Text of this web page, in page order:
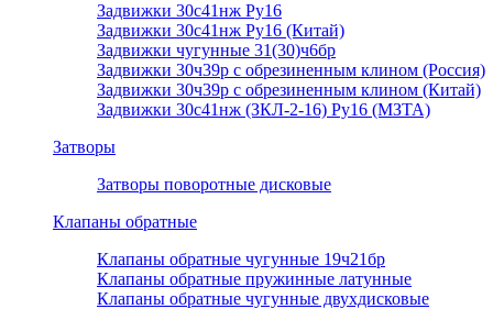
Задвижки 30с41нж Ру16
Задвижки 30с41нж Ру16 (Китай)
Задвижки чугунные 31(30)ч6бр
Задвижки 30ч39р с обрезиненным клином (Россия)
Задвижки 30ч39р с обрезиненным клином (Китай)
Задвижки 30с41нж (ЗКЛ-2-16) Ру16 (МЗТА)
Затворы
Затворы поворотные дисковые
Клапаны обратные
Клапаны обратные чугунные 19ч21бр
Клапаны обратные пружинные латунные
Клапаны обратные чугунные двухдисковые